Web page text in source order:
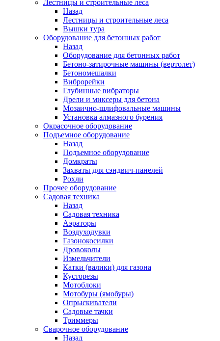
Лестницы и строительные леса
Назад
Лестницы и строительные леса
Вышки тура
Оборудование для бетонных работ
Назад
Оборудование для бетонных работ
Бетоно-затирочные машины (вертолет)
Бетономешалки
Виброрейки
Глубинные вибраторы
Дрели и миксеры для бетона
Мозаично-шлифовальные машины
Установка алмазного бурения
Окрасочное оборудование
Подъемное оборудование
Назад
Подъемное оборудование
Домкраты
Захваты для сэндвич-панелей
Рохли
Прочее оборудование
Садовая техника
Назад
Садовая техника
Аэраторы
Воздуходувки
Газонокосилки
Дровоколы
Измельчители
Катки (валики) для газона
Кусторезы
Мотоблоки
Мотобуры (ямобуры)
Опрыскиватели
Садовые тачки
Триммеры
Сварочное оборудование
Назад